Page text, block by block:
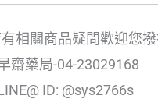
相關商品疑問歡迎您
齋藥局-04-23029168
ID: @sys2766s